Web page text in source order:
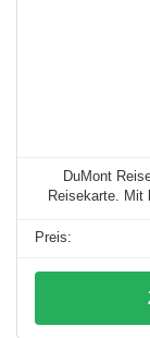
DuMont
Reisekarte. Mit